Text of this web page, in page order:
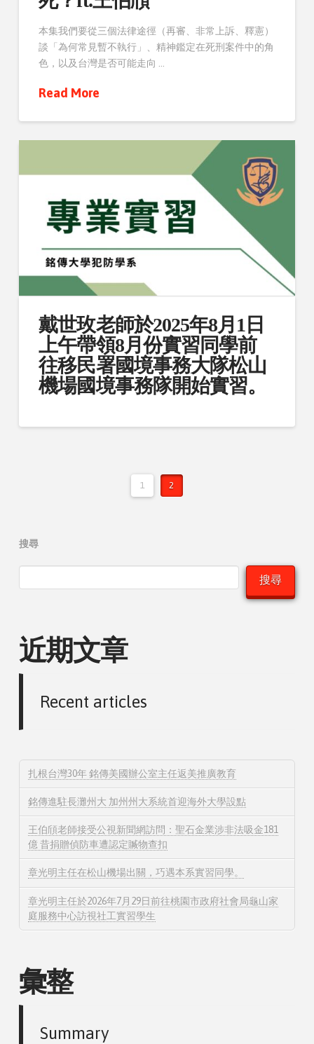
本集我們要從三個法律途徑（再審、非常上訴、釋憲）
談「為何常見暫不執行」、精神鑑定在死刑案件中的角
色，以及台灣是否可能走向 …
Read More
戴世玫老師於2025年8月1日
上午帶領8月份實習同學前
往移民署國境事務大隊松山
機場國境事務隊開始實習。
1 2
搜尋
搜尋
近期文章
Recent articles
扎根台灣30年 銘傳美國辦公室主任返美推廣教育
銘傳進駐長灘州大 加州州大系統首迎海外大學設點
王伯頎老師接受公視新聞網訪問：聖石金業涉非法吸金181
億 昔捐贈偵防車遭認定贓物查扣
章光明主任在松山機場出關，巧遇本系實習同學。
章光明主任於2026年7月29日前往桃園市政府社會局龜山家
庭服務中心訪視社工實習學生
彙整
Summary